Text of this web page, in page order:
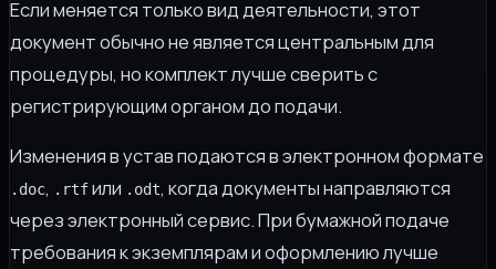
Если меняется только вид деятельности, этот
документ обычно не является центральным для
процедуры, но комплект лучше сверить с
регистрирующим органом до подачи.
Изменения в устав подаются в электронном формате
.doc, .rtfили .odt, когда документы направляются
через электронный сервис. При бумажной подаче
требования к экземплярам и оформлению лучше